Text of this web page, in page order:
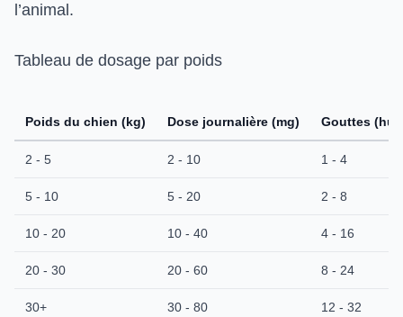
l’animal.
Tableau de dosage par poids
Poids du chien (kg) Dose journalière (mg) Gouttes
2 - 5 2 - 10 1 - 4
5 - 10 5 - 20 2 - 8
10 - 20 10 - 40 4 - 16
20 - 30 20 - 60 8 - 24
30+ 30 - 80 12 - 32